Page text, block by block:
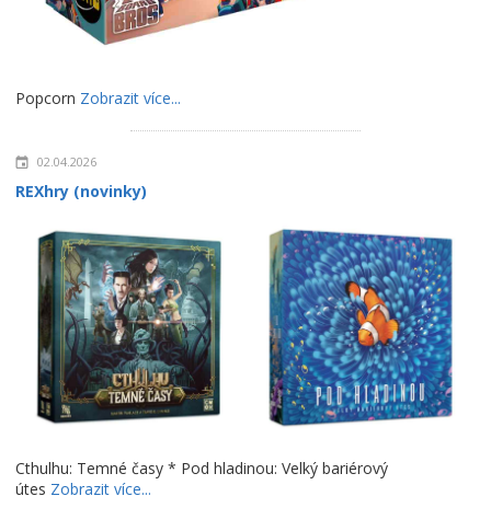
Popcorn Zobrazit více...
02.04.2026
REXhry (novinky)
Cthulhu: Temné časy * Pod hladinou: Velký bariérový
útes Zobrazit více...